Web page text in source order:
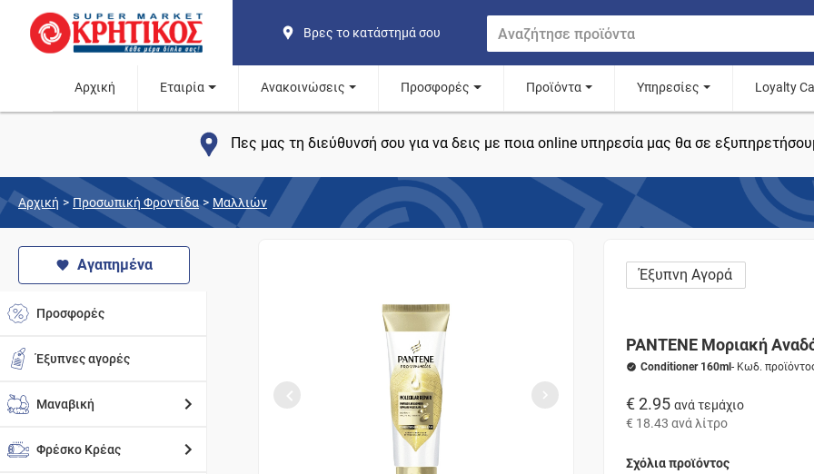
Βρες το κατάστημά σου
Αρχική Εταιρία Ανακοινώσεις Προσφορές Προϊόντα Υπηρεσίες Loyalty
Πες μας τη διεύθυνσή σου για να δεις με ποια online υπηρεσία μας θα σε
Αρχική > Προσωπική Φροντίδα > Μαλλιών
Αγαπημένα
Προσφορές
Έξυπνες αγορές
Μαναβική
Φρέσκο Κρέας
Έξυπνη Αγορά
PANTENE Μοριακή
Conditioner 160ml - Κωδ.
€ 2.95 ανά τεμάχιο
€ 18.43 ανά λίτρο
Σχόλια προϊόντος